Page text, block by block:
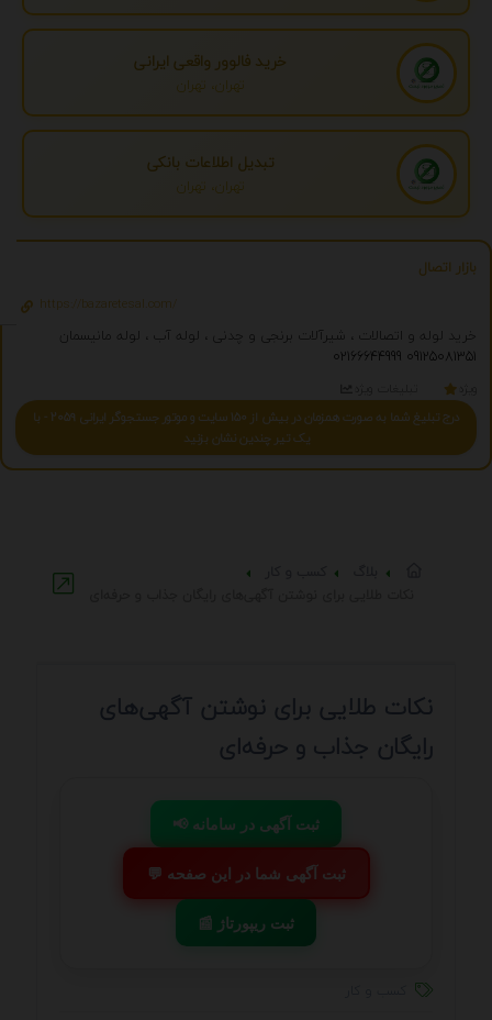
خرید فالوور واقعی ایرانی
تهران، تهران
تبدیل اطلاعات بانکی
تهران، تهران
بازار اتصال
https://bazaretesal.com/
خرید لوله و اتصالات ، شیرآلات برنجی و چدنی ، لوله آب ، لوله مانیسمان
02166644999 09125081351
درج تبلیغ شما به صورت همزمان در بیش از 150 سایت و موتور جستجوگر ایرانی 2059 - با
یک تیر چندین نشان بزنید
نکات طلایی برای نوشتن آگهی‌های
رایگان جذاب و حرفه‌ای
📢 ثبت آگهی در سامانه
💬 ثبت آگهی شما در این صفحه
📰 ثبت ریپورتاژ